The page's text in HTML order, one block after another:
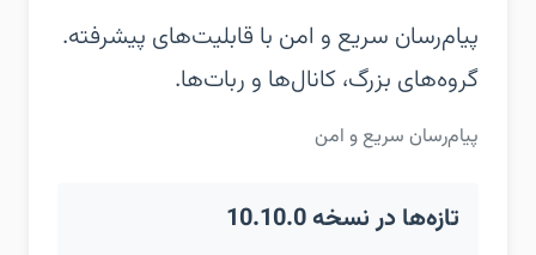
پیام‌رسان سریع و امن با قابلیت‌های پیشرفته.
گروه‌های بزرگ، کانال‌ها و ربات‌ها.
پیام‌رسان سریع و امن
تازه‌ها در نسخه 10.10.0